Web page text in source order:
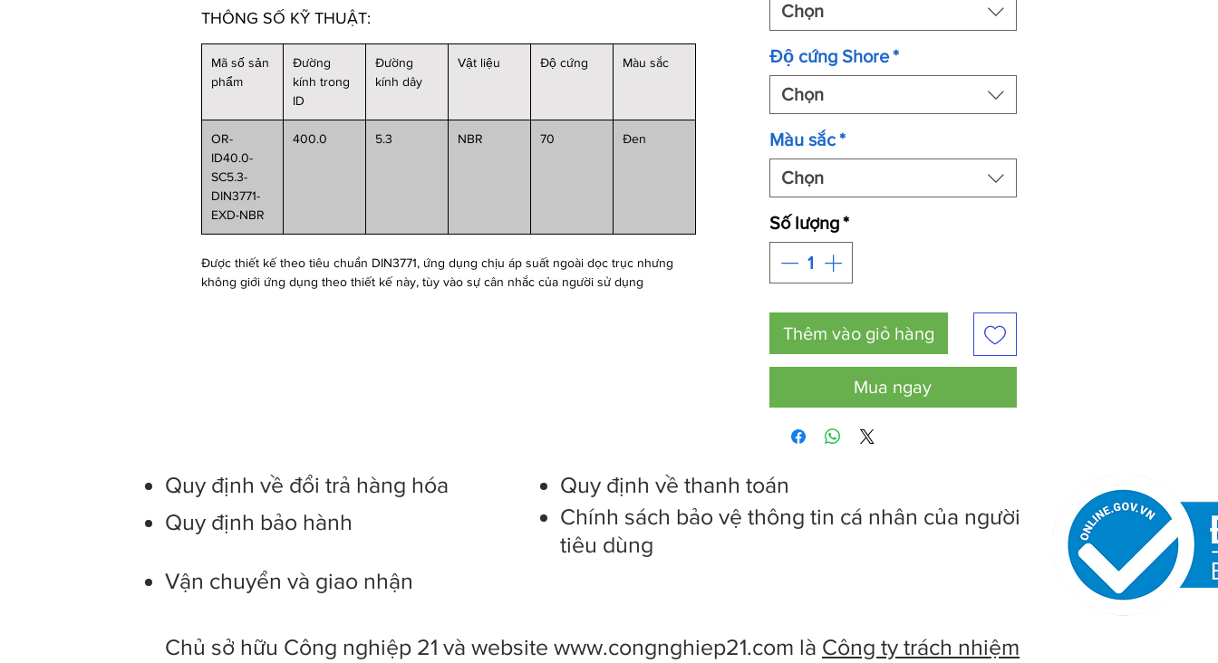
THÔNG SỐ KỸ THUẬT:
Mã số sản
phẩm
Đường
kính trong
ID
Đường
kính dây
Vật liệu Độ cứng Màu sắc
OR-
ID40.0-
SC5.3-
DIN3771-
EXD-NBR
400.0 5.3 NBR 70 Đen
Được thiết kế theo tiêu chuẩn DIN3771, ứng dụng chịu áp suất ngoài dọc trục nhưng
không giới ứng dụng theo thiết kế này, tùy vào sự cân nhắc của người sử dụng
Chọn
Độ cứng Shore*
Chọn
Màu sắc*
Chọn
Số lượng*
Thêm vào giỏ hàng
Mua ngay
Quy định về đổi trả hàng hóa
Quy định bảo hành
Vận chuyển và giao nhận
Quy định về thanh toán
Chính sách bảo vệ thông tin cá nhân của người
tiêu dùng
Chủ sở hữu Công nghiệp 21 và website www.congnghiep21.com là Công ty trách nhiệm